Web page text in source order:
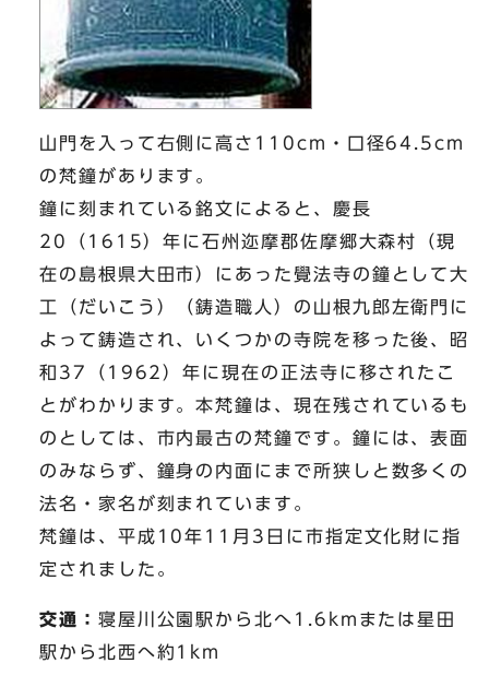
山門を入って右側に高さ110cm・口径64.5cm
の梵鐘があります。
鐘に刻まれている銘文によると、慶長
20（1615）年に石州迩摩郡佐摩郷大森村（現
在の島根県大田市）にあった覺法寺の鐘として大
工（だいこう）（鋳造職人）の山根九郎左衛門に
よって鋳造され、いくつかの寺院を移った後、昭
和37（1962）年に現在の正法寺に移されたこ
とがわかります。本梵鐘は、現在残されているも
のとしては、市内最古の梵鐘です。鐘には、表面
のみならず、鐘身の内面にまで所狭しと数多くの
法名・家名が刻まれています。
梵鐘は、平成10年11月3日に市指定文化財に指
定されました。
交通： 寝屋川公園駅から北へ1.6kmまたは星田
駅から北西へ約1km